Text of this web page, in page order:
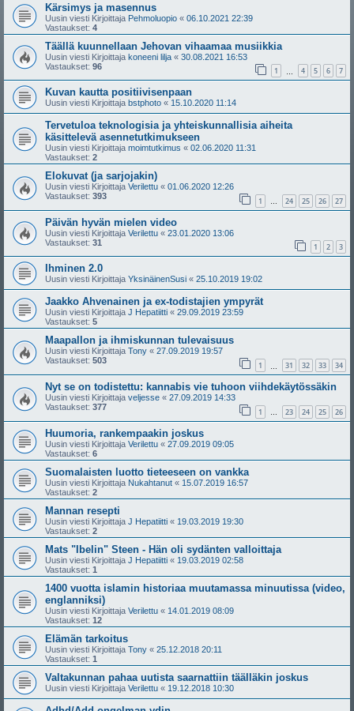
Kärsimys ja masennus
Uusin viesti Kirjoittaja Pehmoluopio « 06.10.2021 22:39
Vastaukset: 4
Täällä kuunnellaan Jehovan vihaamaa musiikkia
Uusin viesti Kirjoittaja koneeni lilja « 30.08.2021 16:53
Vastaukset: 96 1 4 5 6 7
Kuvan kautta positiivisenpaan
Uusin viesti Kirjoittaja bstphoto « 15.10.2020 11:14
Tervetuloa teknologisia ja yhteiskunnallisia aiheita
käsittelevä asennetutkimukseen
Uusin viesti Kirjoittaja moimtutkimus « 02.06.2020 11:31
Vastaukset: 2
Elokuvat (ja sarjojakin)
Uusin viesti Kirjoittaja Verilettu « 01.06.2020 12:26
Vastaukset: 393 1 … 24 25 26 27
Päivän hyvän mielen video
Uusin viesti Kirjoittaja Verilettu « 23.01.2020 13:06
Vastaukset: 31 1 2 3
Ihminen 2.0
Uusin viesti Kirjoittaja YksinäinenSusi « 25.10.2019 19:02
Jaakko Ahvenainen ja ex-todistajien ympyrät
Uusin viesti Kirjoittaja J Hepatiitti « 29.09.2019 23:59
Vastaukset: 5
Maapallon ja ihmiskunnan tulevaisuus
Uusin viesti Kirjoittaja Tony « 27.09.2019 19:57
Vastaukset: 503 1 31 32 33 34
Nyt se on todistettu: kannabis vie tuhoon viihdekäytössäkin
Uusin viesti Kirjoittaja veljesse « 27.09.2019 14:33
Vastaukset: 377 1 … 23 24 25 26
Huumoria, rankempaakin joskus
Uusin viesti Kirjoittaja Verilettu « 27.09.2019 09:05
Vastaukset: 6
Suomalaisten luotto tieteeseen on vankka
Uusin viesti Kirjoittaja Nukahtanut « 15.07.2019 16:57
Vastaukset: 2
Mannan resepti
Uusin viesti Kirjoittaja J Hepatiitti « 19.03.2019 19:30
Vastaukset: 2
Mats "Ibelin" Steen - Hän oli sydänten valloittaja
Uusin viesti Kirjoittaja J Hepatiitti « 19.03.2019 02:58
Vastaukset: 1
1400 vuotta islamin historiaa muutamassa minuutissa (video,
englanniksi)
Uusin viesti Kirjoittaja Verilettu « 14.01.2019 08:09
Vastaukset: 12
Elämän tarkoitus
Uusin viesti Kirjoittaja Tony « 25.12.2018 20:11
Vastaukset: 1
Valtakunnan pahaa uutista saarnattiin täälläkin joskus
Uusin viesti Kirjoittaja Verilettu « 19.12.2018 10:30